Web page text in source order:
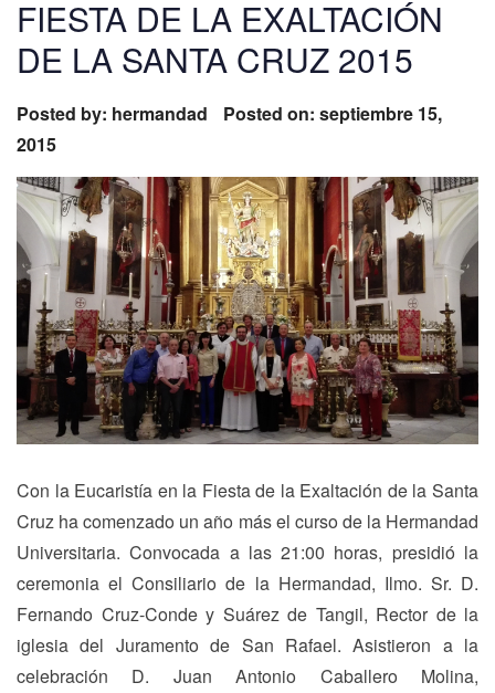
FIESTA DE LA EXALTACIÓN
DE LA SANTA CRUZ 2015
Posted by: hermandad
Posted on: septiembre 15,
2015
Con la Eucaristía en la Fiesta de la Exaltación de la Santa
Cruz ha comenzado un año más el curso de la Hermandad
Universitaria. Convocada a las 21:00 horas, presidió la
ceremonia el Consiliario de la Hermandad, Ilmo. Sr. D.
Fernando Cruz-Conde y Suárez de Tangil, Rector de la
iglesia del Juramento de San Rafael. Asistieron a la
celebración D. Juan Antonio Caballero Molina,